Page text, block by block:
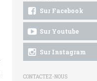
Sur Facebook
Sur Youtube
Sur Instagram
CONTACTEZ-NOUS